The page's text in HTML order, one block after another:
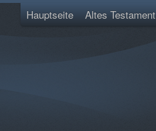
Hauptseite Altes Testament